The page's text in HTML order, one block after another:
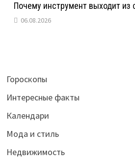
Почему инструмент выходит из
06.08.2026
Гороскопы
Интересные факты
Календари
Мода и стиль
Недвижимость